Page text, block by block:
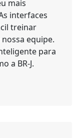
mais
interfaces
treinar
equipe.
para
a BR-J.